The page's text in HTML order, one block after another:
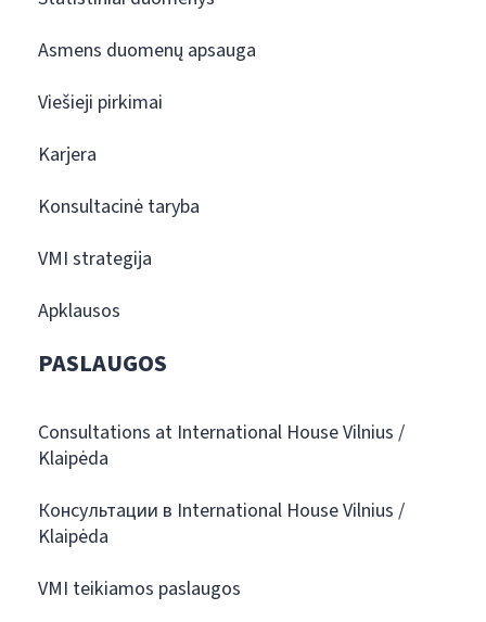
Asmens duomenų apsauga
Viešieji pirkimai
Karjera
Konsultacinė taryba
VMI strategija
Apklausos
PASLAUGOS
Consultations at International House Vilnius /
Klaipėda
Консультации в International House Vilnius /
Klaipėda
VMI teikiamos paslaugos